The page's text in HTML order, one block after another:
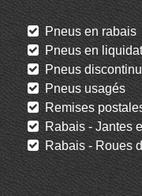
Pneus en rabais
Pneus en
Pneus
Pneus usagés
Remises
Rabais - Jantes
Rabais - Roues